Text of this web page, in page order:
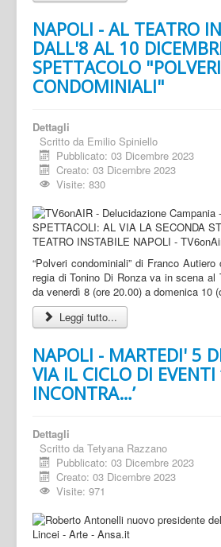
NAPOLI - AL TEATRO
DALL'8 AL 10
SPETTACOLO "POLVERI
CONDOMINIALI"
Dettagli
Scritto da Emilio Spiniello
Pubblicato: 03 Dicembre 2023
Creato: 03 Dicembre 2023
Visite: 830
“Polveri condominiali” di Franco
regia di Tonino Di Ronza va in scena al
da venerdì 8 (ore 20.00) a domenica 10
Leggi tutto...
NAPOLI - MARTEDI' 5
VIA IL CICLO DI EVENTI
INCONTRA…’
Dettagli
Scritto da Tetyana Razzano
Pubblicato: 03 Dicembre 2023
Creato: 03 Dicembre 2023
Visite: 971